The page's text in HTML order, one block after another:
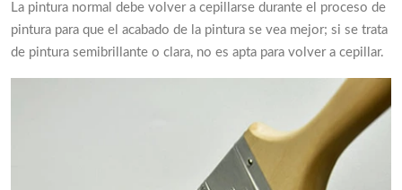
La pintura normal debe volver a cepillarse durante el proceso de
pintura para que el acabado de la pintura se vea mejor; si se trata
de pintura semibrillante o clara, no es apta para volver a cepillar.